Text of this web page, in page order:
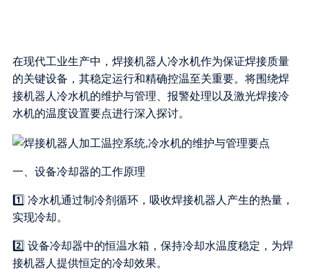
在现代工业生产中，焊接机器人冷水机作为保证焊接质量
的关键设备，其稳定运行和精确控温至关重要。将围绕焊
接机器人冷水机的维护与管理、报警处理以及激光焊接冷
水机的温度设置要点进行深入探讨。
一、设备冷却器的工作原理
1️⃣ 冷水机通过制冷剂循环，吸收焊接机器人产生的热量，
实现冷却。
2️⃣ 设备冷却器中的恒温水箱，保持冷却水温度稳定，为焊
接机器人提供恒定的冷却效果。